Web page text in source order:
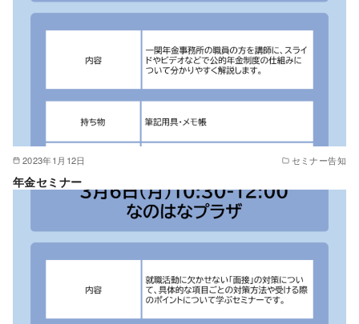
2023年1月12日 セミナー告知
年金セミナー